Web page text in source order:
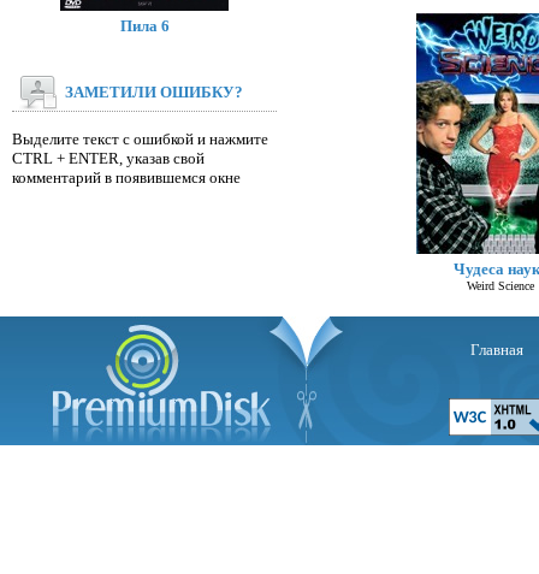
Чудеса
Weird Science
Пила 6
ЗАМЕТИЛИ ОШИБКУ?
Выделите текст с ошибкой и нажмите
CTRL + ENTER, указав свой
комментарий в появившемся окне
Главная